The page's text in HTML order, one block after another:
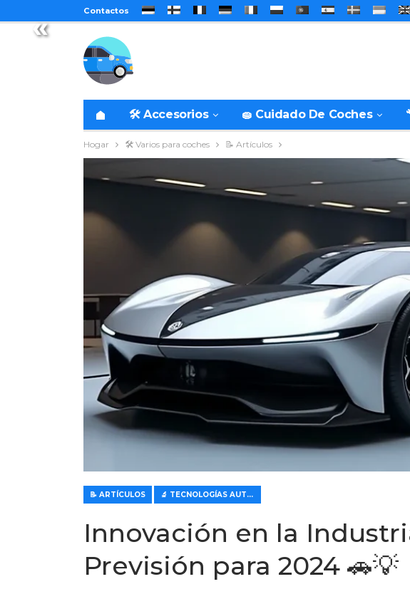
« Contactos
🛠️ Accesorios 🧽 Cuidado De Coches
Hogar 🛠️ Varios para coches 📝 Artículos
📝 ARTÍCULOS 🔬 TECNOLOGÍAS AUTOMOTRICES MODERNAS
Innovación en la
Previsión para 2024 🚗💡